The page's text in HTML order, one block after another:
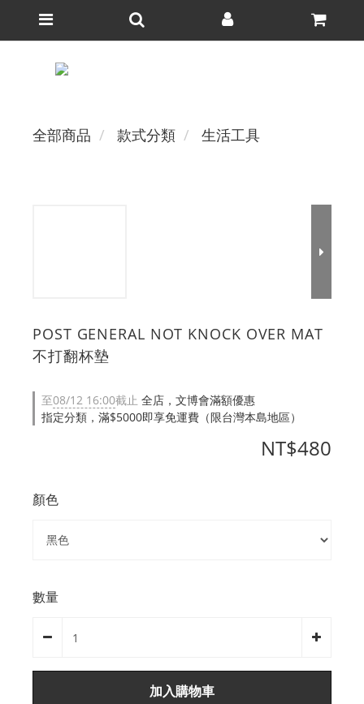
全部商品 款式分類 生活工具
POST GENERAL NOT KNOCK OVER MAT
不打翻杯墊
至08/12 16:00截止 全店，文博會滿額優惠
指定分類，滿$5000即享免運費（限台灣本島地區）
NT$480
顏色
數量
加入購物車